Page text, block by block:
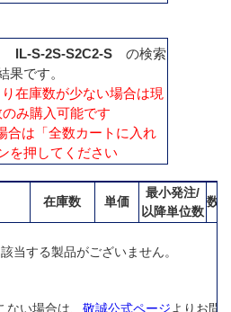
IL-S-2S-S2C2-S の検索
果です。
在庫数が少ない場合は現
み購入可能です
合は「全数カートに入れ
を押してください
在庫数 単価
最小発注/
以降単位数
数
該当する製品がございません。
ない場合は、敬誠公式ページよりお問